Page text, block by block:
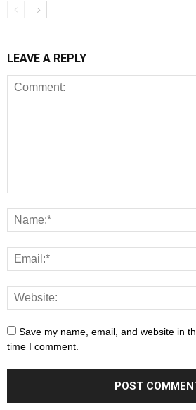
LEAVE A REPLY
Save my name, email, and website in
time I comment.